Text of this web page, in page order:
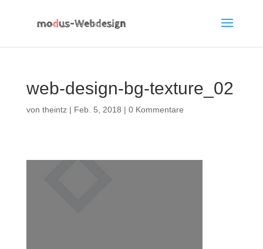
web-design-bg-texture_02
von theintz| Feb. 5, 2018 | 0 Kommentare